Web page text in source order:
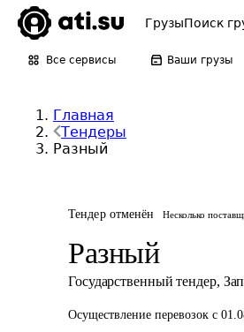
ГрузыПоиск
Все сервисы Ваши грузы
Главная
Тендеры
Разный
Тендер отменён Несколько
Разный
Государственный тендер,
Осуществление перевозок с